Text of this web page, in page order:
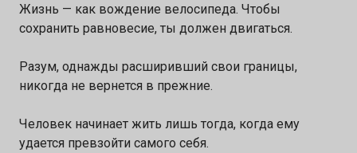
Жизнь — как вождение велосипеда. Чтобы
сохранить равновесие, ты должен двигаться.
Разум, однажды расширивший свои границы,
никогда не вернется в прежние.
Человек начинает жить лишь тогда, когда ему
удается превзойти самого себя.